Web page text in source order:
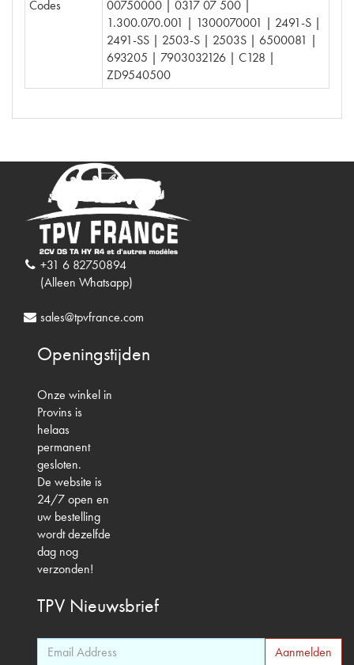
Codes
00750000 | 0317 07 500 |
1.300.070.001 | 1300070001 | 2491-S |
2491-SS | 2503-S | 2503S | 6500081 |
693205 | 7903032126 | C128 |
ZD9540500
+31 6 82750894
(Alleen Whatsapp)
sales@tpvfrance.com
Openingstijden
Onze winkel in
Provins is
helaas
permanent
gesloten.
De website is
24/7 open en
uw bestelling
wordt dezelfde
dag nog
verzonden!
TPV Nieuwsbrief